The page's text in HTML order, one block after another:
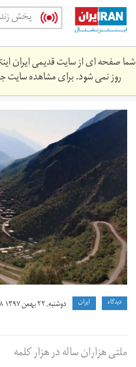
Skip
main
content
پخش
شما صفحه ای از سایت قدیمی ایران
روز نمی شود. برای مشاهده سایت
ارتفاعات
اورامان
در
استان
کردستان
دیدگاه ايران دوشنبه, ۲۲ بهمن ۱۳۹۷ ۱۹:۰۸
ملتی هزاران ساله در هزار کلمه